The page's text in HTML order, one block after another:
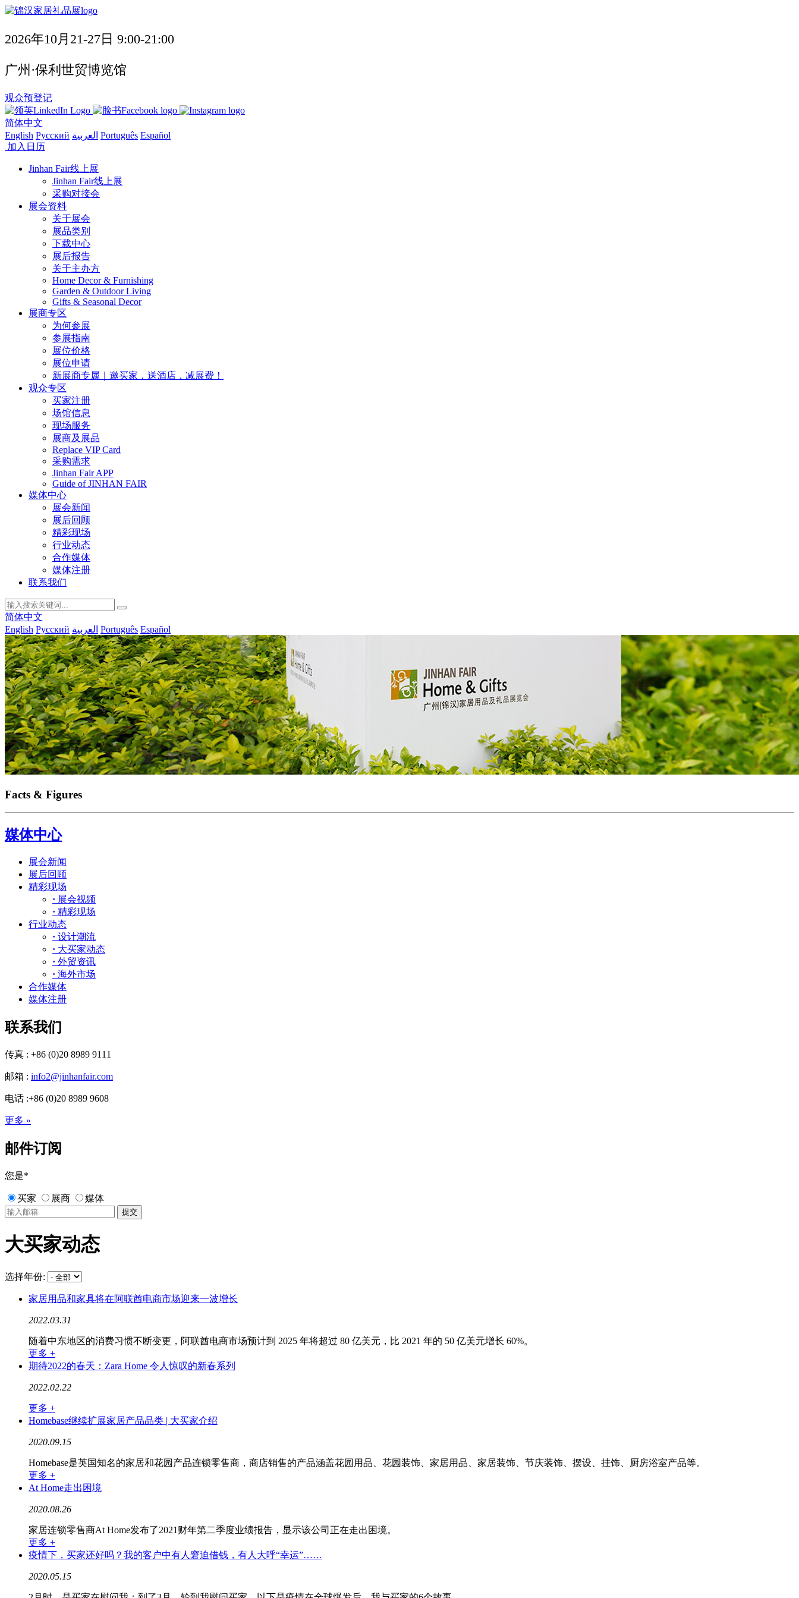
2026年10月21-27日 9:00-21:00
广州·保利世贸博览馆
观众预登记
简体中文
English Русский العربية Português Español
加入日历
Jinhan Fair线上展
Jinhan Fair线上展
采购对接会
展会资料
关于展会
展品类别
下载中心
展后报告
关于主办方
Home Decor & Furnishing
Garden & Outdoor Living
Gifts & Seasonal Decor
展商专区
为何参展
参展指南
展位价格
展位申请
新展商专属｜邀买家，送酒店，减展费！
观众专区
买家注册
场馆信息
现场服务
展商及展品
Replace VIP Card
采购需求
Jinhan Fair APP
Guide of JINHAN FAIR
媒体中心
展会新闻
展后回顾
精彩现场
行业动态
合作媒体
媒体注册
联系我们
简体中文
English Русский العربية Português Español
Facts & Figures
媒体中心
展会新闻
展后回顾
精彩现场
· 展会视频
· 精彩现场
行业动态
· 设计潮流
· 大买家动态
· 外贸资讯
· 海外市场
合作媒体
媒体注册
联系我们
传真 : +86 (0)20 8989 9111
邮箱 : info2@jinhanfair.com
电话 :+86 (0)20 8989 9608
更多 »
邮件订阅
您是*
买家 展商 媒体
大买家动态
选择年份:
家居用品和家具将在阿联酋电商市场迎来一波增长
2022.03.31
随着中东地区的消费习惯不断变更，阿联酋电商市场预计到 2025 年将超过 80 亿美元，比 2021 年的 50 亿美元增长 60%。
更多 +
期待2022的春天：Zara Home 令人惊叹的新春系列
2022.02.22
更多 +
Homebase继续扩展家居产品品类 | 大买家介绍
2020.09.15
Homebase是英国知名的家居和花园产品连锁零售商，商店销售的产品涵盖花园用品、花园装饰、家居用品、家居装饰、节庆装饰、摆设、挂饰、厨房浴室产品等。
更多 +
At Home走出困境
2020.08.26
家居连锁零售商At Home发布了2021财年第二季度业绩报告，显示该公司正在走出困境。
更多 +
疫情下，买家还好吗？我的客户中有人窘迫借钱，有人大呼“幸运”……
2020.05.15